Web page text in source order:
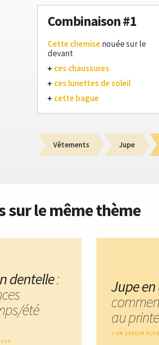
Combinaison #1
Cette chemise nouée sur le
devant
ces chaussures
ces lunettes de soleil
cette bague
Vêtements Jupe
sur le même thème
dentelle:
été
Jupe
au
EN SAVOIR PLUS